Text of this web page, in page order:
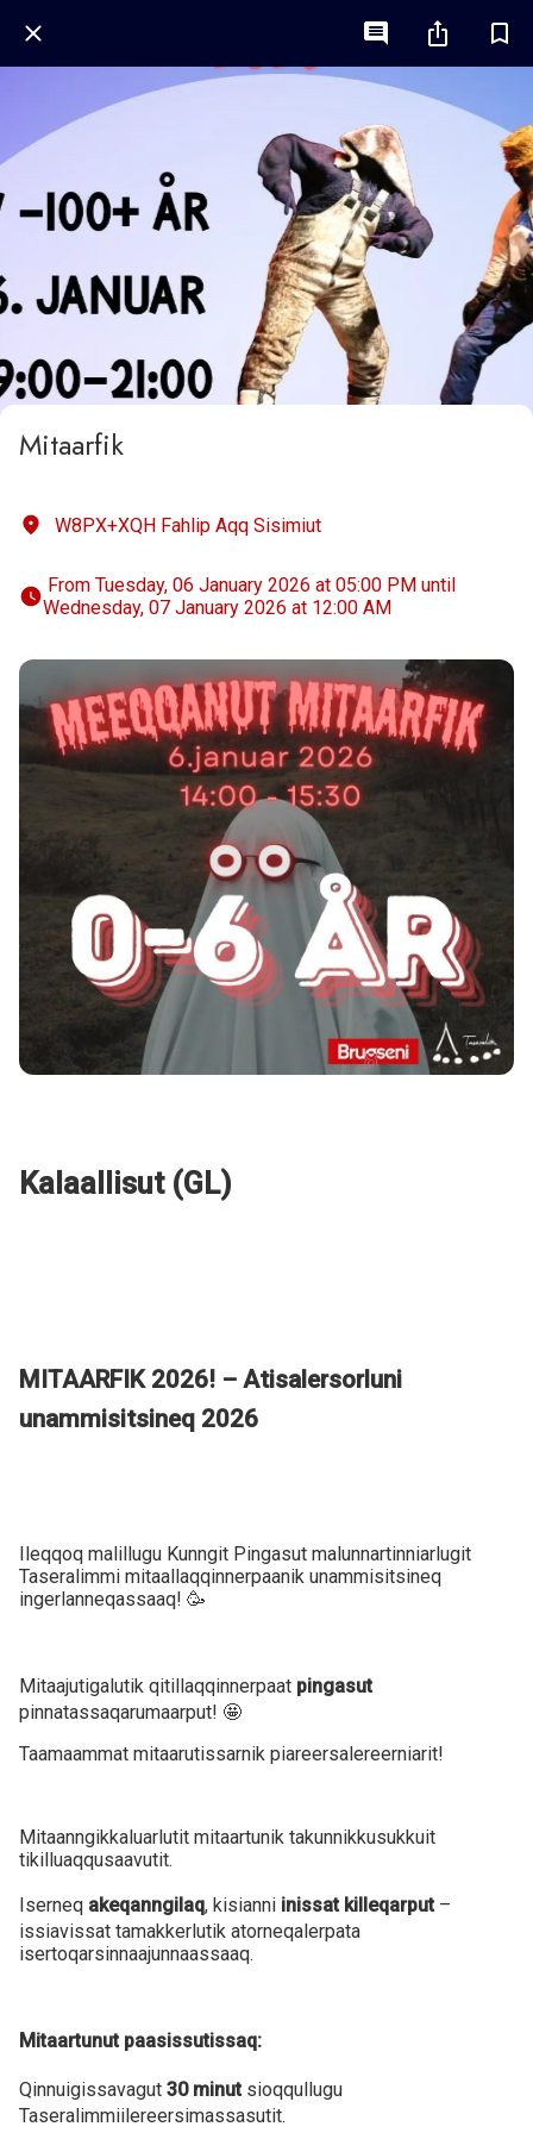
Mitaarfik
W8PX+XQH Fahlip Aqq Sisimiut
Wednesday, 07 January 2026 at 12:00 AM
Kalaallisut (GL)
MITAARFIK 2026! – Atisalersorluni
unammisitsineq 2026
Ileqqoq malillugu Kunngit Pingasut malunnartinniarlugit
Taseralimmi mitaallaqqinnerpaanik unammisitsineq
ingerlanneqassaaq! 🥳
Mitaajutigalutik qitillaqqinnerpaat pingasut
pinnatassaqarumaarput! 🤩
Taamaammat mitaarutissarnik piareersalereerniarit!
Mitaanngikkaluarlutit mitaartunik takunnikkusukkuit
tikilluaqqusaavutit.
Iserneq akeqanngilaq, kisianni inissat killeqarput–
issiavissat tamakkerlutik atorneqalerpata
isertoqarsinnaajunnaassaaq.
Mitaartunut paasissutissaq:
Qinnuigissavagut 30 minutsioqqullugu
Taseralimmiilereersimassasutit.